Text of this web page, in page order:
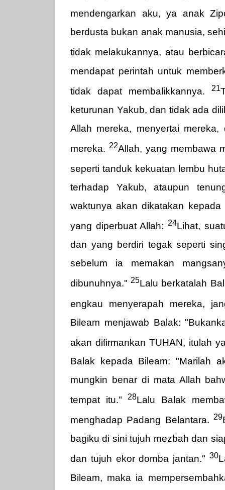
mendengarkan aku, ya anak
berdusta bukan anak manusia,
tidak melakukannya, atau
mendapat perintah untuk
tidak dapat membalikkannya.
21
keturunan Yakub, dan tidak ada
Allah mereka, menyertai
mereka. 22Allah, yang membawa
seperti tanduk kekuatan lembu
terhadap Yakub, ataupun
waktunya akan dikatakan
yang diperbuat Allah:24Lihat,
dan yang berdiri tegak seperti
sebelum ia memakan
dibunuhnya."25Lalu berkatalah
engkau menyerapah mereka,
Bileam menjawab Balak:
akan difirmankan TUHAN, itulah
Balak kepada Bileam: "Marilah
mungkin benar di mata Allah
tempat itu."28Lalu Balak
menghadap Padang Belantara. 29
bagiku di sini tujuh mezbah dan
dan tujuh ekor domba jantan." 30
Bileam, maka ia